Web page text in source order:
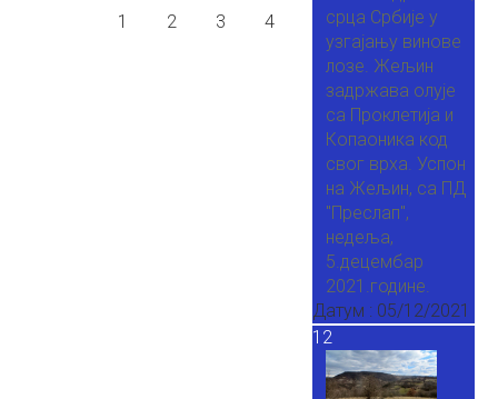
1 2 3 4
срца Србије у
узгајању винове
лозе. Жељин
задржава олује
са Проклетија и
Копаоника код
свог врха. Успон
на Жељин, са ПД
"Преслап",
недеља,
5.децембар
2021.године.
Датум : 05/12/2021
12